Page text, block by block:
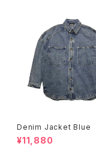
Denim Jacket Blue
¥11,880